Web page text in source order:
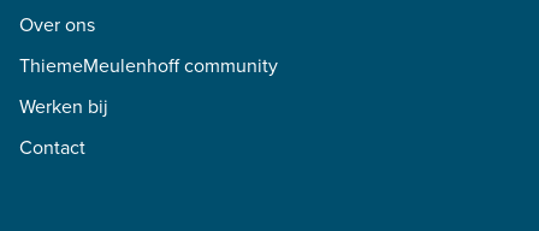
Over ons
ThiemeMeulenhoff community
Werken bij
Contact